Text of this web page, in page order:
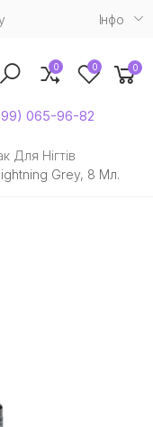
Iнфо
065-96-82
0 0 0
Для Нігтів
Grey, 8 Мл.